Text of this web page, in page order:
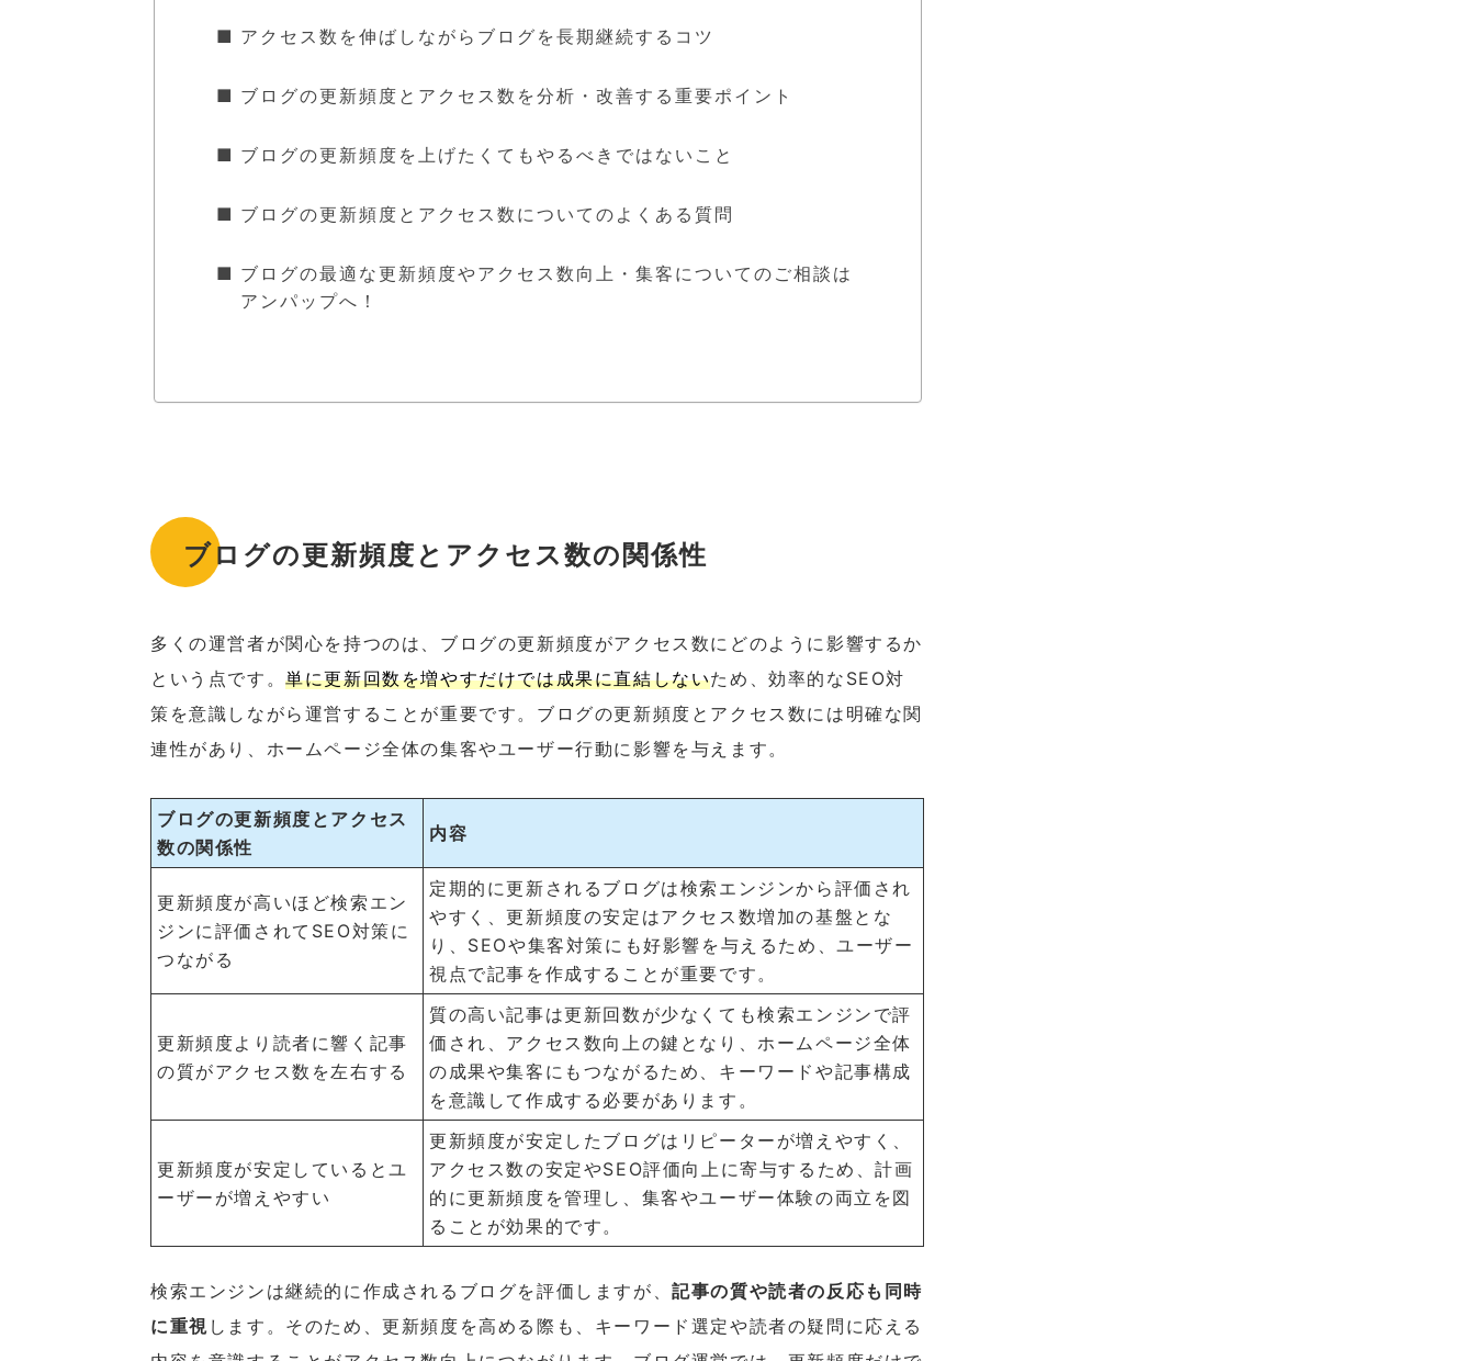
アクセス数を伸ばしながらブログを長期継続するコツ
ブログの更新頻度とアクセス数を分析・改善する重要ポイント
ブログの更新頻度を上げたくてもやるべきではないこと
ブログの更新頻度とアクセス数についてのよくある質問
ブログの最適な更新頻度やアクセス数向上・集客についてのご相談は
アンパップへ！
ブログの更新頻度とアクセス数の関係性
多くの運営者が関心を持つのは、ブログの更新頻度がアクセス数にどのように影響するか
という点です。単に更新回数を増やすだけでは成果に直結しないため、効率的なSEO対
策を意識しながら運営することが重要です。ブログの更新頻度とアクセス数には明確な関
連性があり、ホームページ全体の集客やユーザー行動に影響を与えます。
ブログの更新頻度とアクセス
数の関係性
内容
更新頻度が高いほど検索エン
ジンに評価されてSEO対策に
つながる
定期的に更新されるブログは検索エンジンから評価され
やすく、更新頻度の安定はアクセス数増加の基盤とな
り、SEOや集客対策にも好影響を与えるため、ユーザー
視点で記事を作成することが重要です。
更新頻度より読者に響く記事
の質がアクセス数を左右する
質の高い記事は更新回数が少なくても検索エンジンで評
価され、アクセス数向上の鍵となり、ホームページ全体
の成果や集客にもつながるため、キーワードや記事構成
を意識して作成する必要があります。
更新頻度が安定しているとユ
ーザーが増えやすい
更新頻度が安定したブログはリピーターが増えやすく、
アクセス数の安定やSEO評価向上に寄与するため、計画
的に更新頻度を管理し、集客やユーザー体験の両立を図
ることが効果的です。
検索エンジンは継続的に作成されるブログを評価しますが、記事の質や読者の反応も同時
に重視 します。そのため、更新頻度を高める際も、キーワード選定や読者の疑問に応える